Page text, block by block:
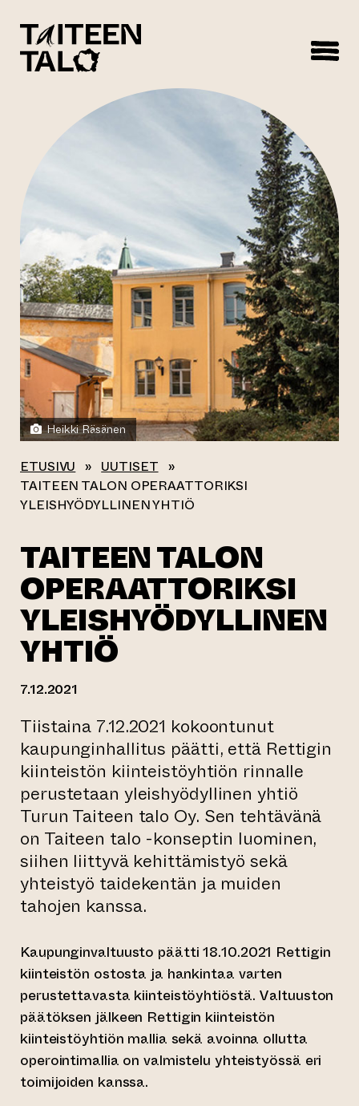
Heikki Räsänen
ETUSIVU » UUTISET »
TAITEEN TALON OPERAATTORIKSI
YLEISHYÖDYLLINEN YHTIÖ
TAITEEN TALON
OPERAATTORIKSI
YLEISHYÖDYLLINEN
YHTIÖ
7.12.2021
Tiistaina 7.12.2021 kokoontunut
kaupunginhallitus päätti, että Rettigin
kiinteistön kiinteistöyhtiön rinnalle
perustetaan yleishyödyllinen yhtiö
Turun Taiteen talo Oy. Sen tehtävänä
on Taiteen talo -konseptin luominen,
siihen liittyvä kehittämistyö sekä
yhteistyö taidekentän ja muiden
tahojen kanssa.
Kaupunginvaltuusto päätti 18.10.2021 Rettigin
kiinteistön ostosta ja hankintaa varten
perustettavasta kiinteistöyhtiöstä. Valtuuston
päätöksen jälkeen Rettigin kiinteistön
kiinteistöyhtiön mallia sekä avoinna ollutta
operointimallia on valmistelu yhteistyössä eri
toimijoiden kanssa.